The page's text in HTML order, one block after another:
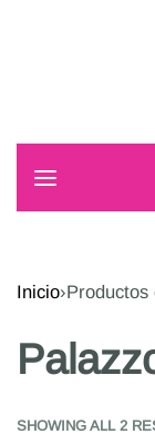
Inicio›Productos
SHOWING ALL 2